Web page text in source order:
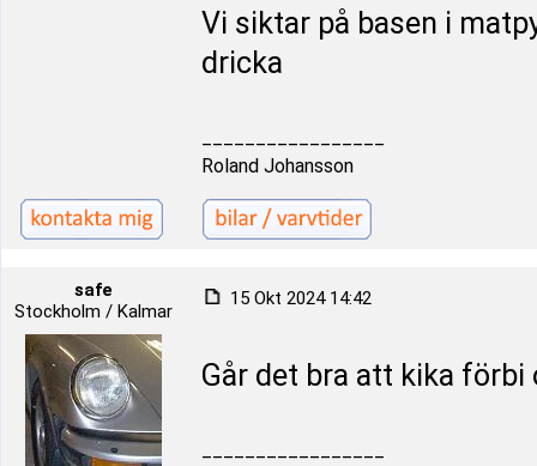
Vi siktar på basen i
dricka
Roland Johansson
safe
Stockholm / Kalmar
15 Okt 2024 14:42
Går det bra att kika förbi